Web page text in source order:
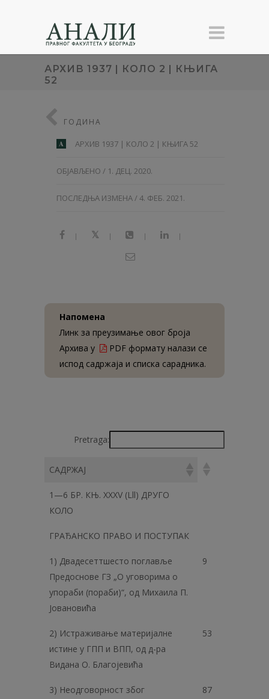
АРХИВ 1937 | КОЛО 2 | КЊИГА
52
ГОДИНА
A АРХИВ 1937 | КОЛО 2 | КЊИГА 52
ОБЈАВЉЕНО / 1. ДЕЦ. 2020.
ПОСЛЕДЊА ИЗМЕНА / 4. ФЕБ. 2021.
| | | |
Напомена
Линк за преузимање овог броја
Архива у
PDF формату налази се
испод садржаја и списка сарадника.
Pretraga:
САДРЖАЈ
1—6 БР. КЊ. XXXV (Lll) ДРУГО
КОЛО
ГРАЂАНСКО ПРАВО И ПОСТУПАК
1) Двадесеттшесто поглавље
Предоснове ГЗ „О уговорима о
упораби (пораби)“, од Михаила П.
Јовановића
9
2) Истраживање материјалне
истине у ГПП и ВПП, од д-ра
Видана О. Благојевића
53
3) Неодговорност због
87